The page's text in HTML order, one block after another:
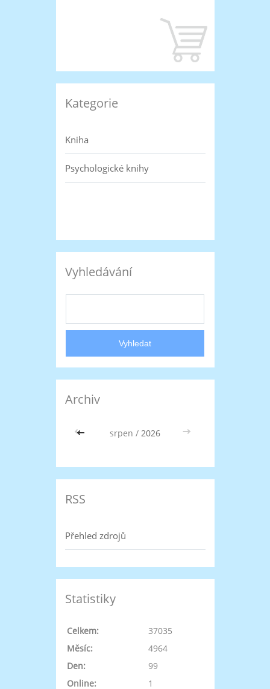
Kategorie
Kniha
Psychologické knihy
Vyhledávání
Archiv
<< srpen / 2026 >>
RSS
Přehled zdrojů
Statistiky
Online: 1
Celkem:
37035
Měsíc:
4964
Den:
99